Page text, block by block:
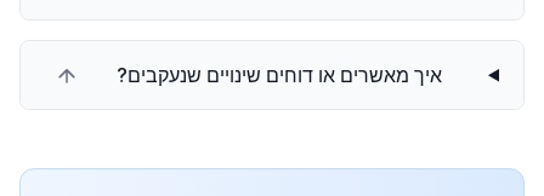
איך מאשרים או דוחים שינויים שנעקבים?